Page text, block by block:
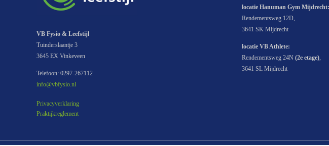
VB Fysio & Leefstijl
Tuinderslaantje 3
3645 EX Vinkeveen
Telefoon: 0297-267112
info@vbfysio.nl
Privacyverklaring
Praktijkreglement
locatie Hanuman Gym Mijdrecht:
Rendementsweg 12D,
3641 SK Mijdrecht
locatie VB Athlete:
Rendementsweg 24N (2e etage),
3641 SL Mijdrecht